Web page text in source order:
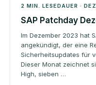
Patchday
2 MIN. LESEDAUER ·
SAP Patchday
Im Dezember 2023 hat
angekündigt, der eine
Sicherheitsupdates für
Dieser Monat zeichnet
High, sieben …